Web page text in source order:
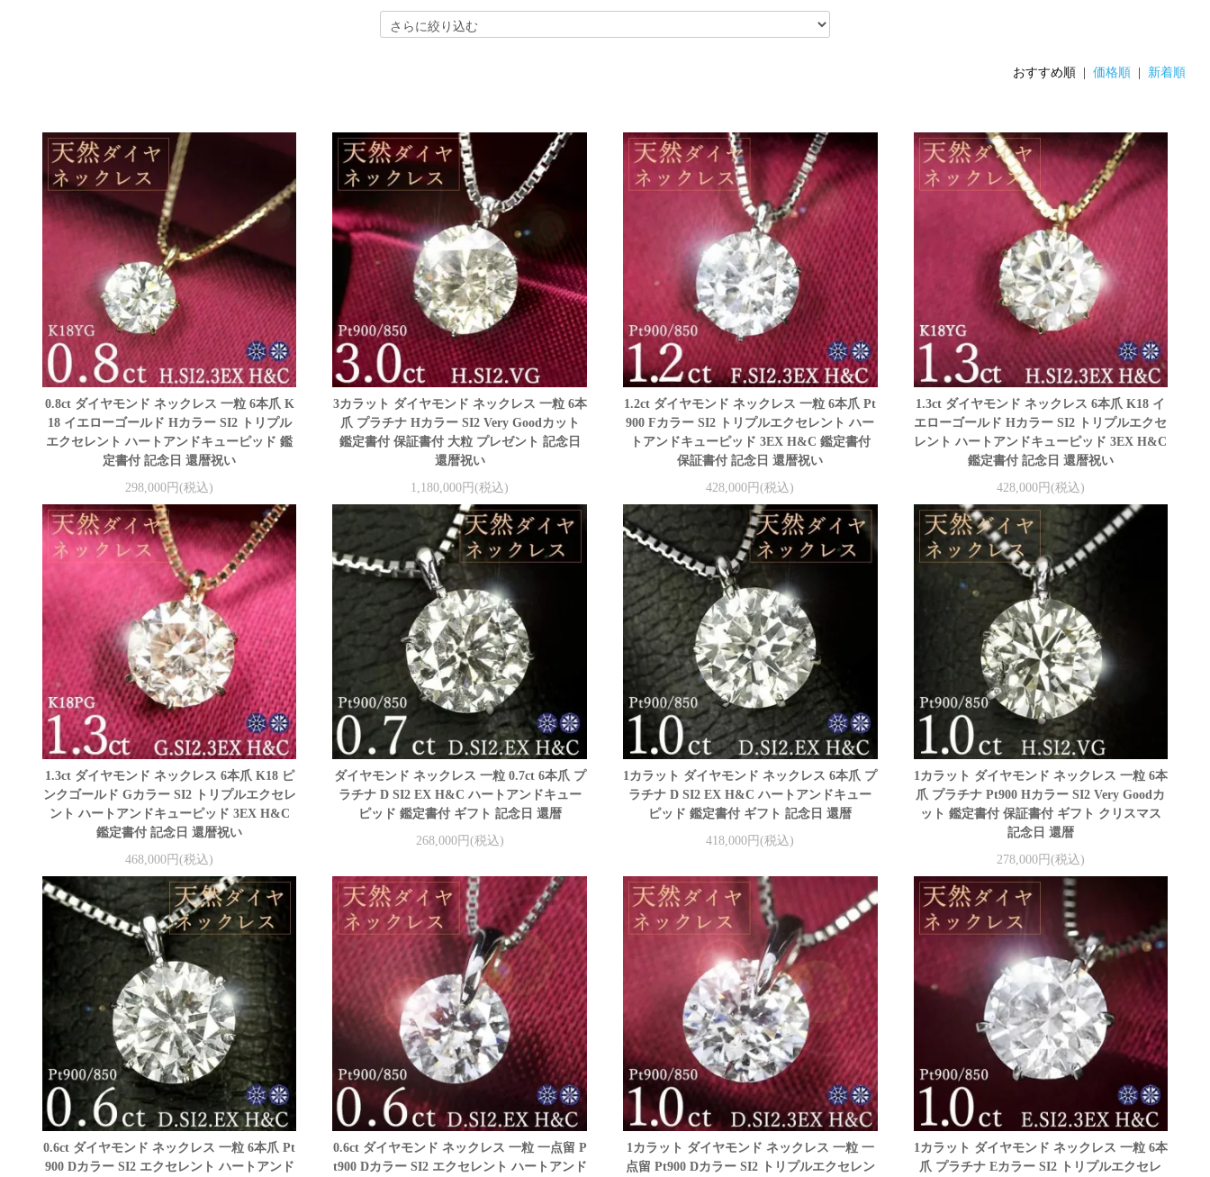
おすすめ順 |価格順 新着順
0.8ct ダイヤモンド ネックレス 一粒 6本爪 K
18 イエローゴールド Hカラー SI2 トリプル
エクセレント ハートアンドキューピッド 鑑
定書付 記念日 還暦祝い
298,000円(税込)
3カラット ダイヤモンド ネックレス 一粒 6本
爪 プラチナ Hカラー SI2 Very Goodカット
鑑定書付 保証書付 大粒 プレゼント 記念日
還暦祝い
1,180,000円(税込)
1.2ct ダイヤモンド ネックレス 一粒 6本爪 Pt
900 Fカラー SI2 トリプルエクセレント ハー
トアンドキューピッド 3EX H&C 鑑定書付
保証書付 記念日 還暦祝い
428,000円(税込)
1.3ct ダイヤモンド ネックレス 6本爪 K18 イ
エローゴールド Hカラー SI2 トリプルエクセ
レント ハートアンドキューピッド 3EX H&C
鑑定書付 記念日 還暦祝い
428,000円(税込)
1.3ct ダイヤモンド ネックレス 6本爪 K18 ピ
ンクゴールド Gカラー SI2 トリプルエクセレ
ント ハートアンドキューピッド 3EX H&C
鑑定書付 記念日 還暦祝い
468,000円(税込)
ダイヤモンド ネックレス 一粒 0.7ct 6本爪 プ
ラチナ D SI2 EX H&C ハートアンドキュー
ピッド 鑑定書付 ギフト 記念日 還暦
268,000円(税込)
1カラット ダイヤモンド ネックレス 6本爪 プ
ラチナ D SI2 EX H&C ハートアンドキュー
ピッド 鑑定書付 ギフト 記念日 還暦
418,000円(税込)
1カラット ダイヤモンド ネックレス 一粒 6本
爪 プラチナ Pt900 Hカラー SI2 Very Goodカ
ット 鑑定書付 保証書付 ギフト クリスマス
記念日 還暦
278,000円(税込)
0.6ct ダイヤモンド ネックレス 一粒 6本爪 Pt
900 Dカラー SI2 エクセレント ハートアンド
0.6ct ダイヤモンド ネックレス 一粒 一点留 P
t900 Dカラー SI2 エクセレント ハートアンド
1カラット ダイヤモンド ネックレス 一粒 一
点留 Pt900 Dカラー SI2 トリプルエクセレン
1カラット ダイヤモンド ネックレス 一粒 6本
爪 プラチナ Eカラー SI2 トリプルエクセレ